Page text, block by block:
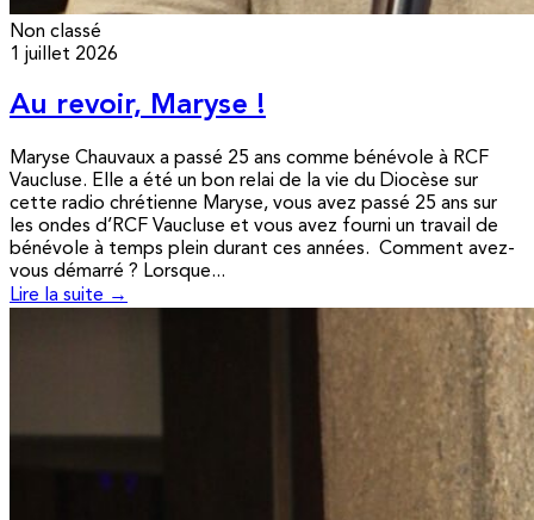
Non classé
1 juillet 2026
Au revoir, Maryse !
Maryse Chauvaux a passé 25 ans comme bénévole à RCF
Vaucluse. Elle a été un bon relai de la vie du Diocèse sur
cette radio chrétienne Maryse, vous avez passé 25 ans sur
les ondes d’RCF Vaucluse et vous avez fourni un travail de
bénévole à temps plein durant ces années. Comment avez-
vous démarré ? Lorsque...
Lire la suite →